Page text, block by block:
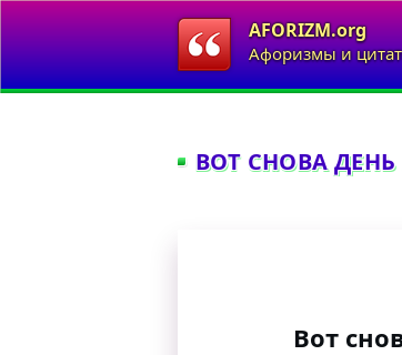
AFORIZM.org
Афоризмы и
ВОТ СНОВА ДЕНЬ
Вот